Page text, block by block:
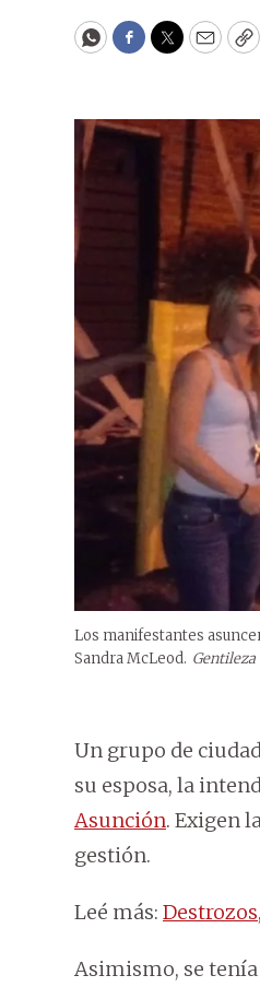
WhatsApp
Facebook
Twitter
Email
Los manifestantes
Sandra McLeod. Gentileza
Un grupo de
su esposa, la
Asunción. Exigen
gestión.
Leé más:
Asimismo, se